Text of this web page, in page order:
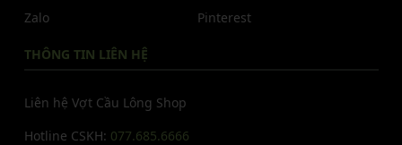
Zalo
Pinterest
THÔNG TIN LIÊN HỆ
Liên hệ Vợt Cầu Lông Shop
Hotline CSKH: 077.685.6666